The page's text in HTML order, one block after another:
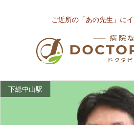
ご近所の「あの先生」に
下総中山駅